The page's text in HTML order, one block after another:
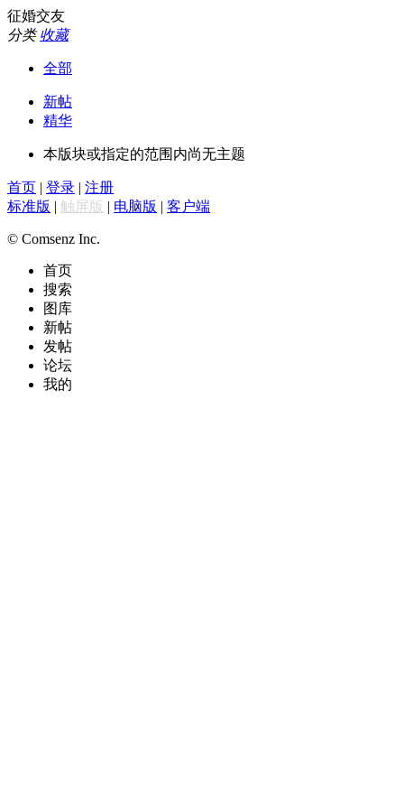
征婚交友
分类 收藏
全部
新帖
精华
本版块或指定的范围内尚无主题
首页 | 登录 | 注册
标准版 | 触屏版 | 电脑版 | 客户端
© Comsenz Inc.
首页
搜索
图库
新帖
发帖
论坛
我的